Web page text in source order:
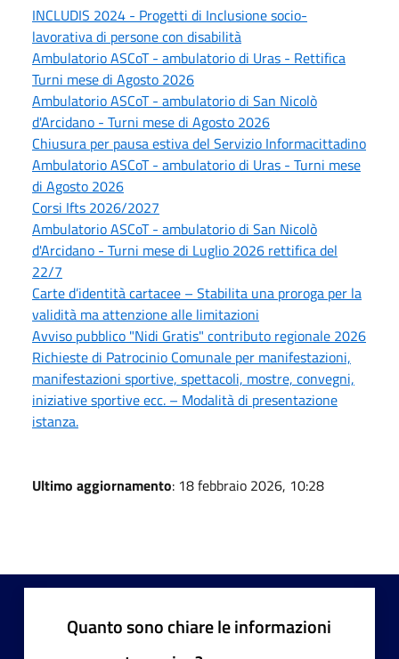
INCLUDIS 2024 - Progetti di Inclusione socio-
lavorativa di persone con disabilità
Ambulatorio ASCoT - ambulatorio di Uras - Rettifica
Turni mese di Agosto 2026
Ambulatorio ASCoT - ambulatorio di San Nicolò
d'Arcidano - Turni mese di Agosto 2026
Chiusura per pausa estiva del Servizio Informacittadino
Ambulatorio ASCoT - ambulatorio di Uras - Turni mese
di Agosto 2026
Corsi Ifts 2026/2027
Ambulatorio ASCoT - ambulatorio di San Nicolò
d'Arcidano - Turni mese di Luglio 2026 rettifica del
22/7
Carte d’identità cartacee – Stabilita una proroga per la
validità ma attenzione alle limitazioni
Avviso pubblico "Nidi Gratis" contributo regionale 2026
Richieste di Patrocinio Comunale per manifestazioni,
manifestazioni sportive, spettacoli, mostre, convegni,
iniziative sportive ecc. – Modalità di presentazione
istanza.
Ultimo aggiornamento: 18 febbraio 2026, 10:28
Quanto sono chiare le informazioni